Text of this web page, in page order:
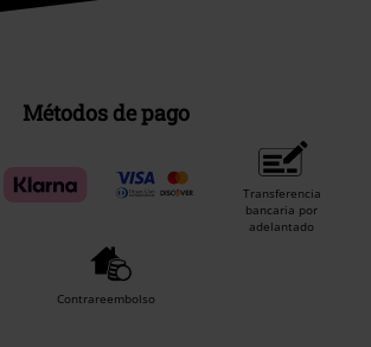
Métodos de pago
Transferencia
bancaria por
adelantado
Contrareembolso